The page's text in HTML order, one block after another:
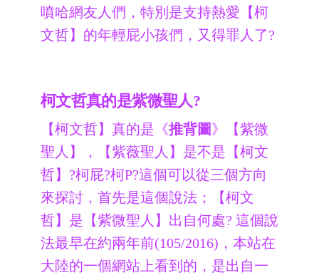
噴哈網友人們，特別是支持熱愛【柯
文哲】的年輕屁小孩們，又得罪人了?
柯文哲真的是紫微聖人?
【柯文哲】真的是《推背圖》【紫微
聖人】，【紫薇聖人】是不是【柯文
哲】?柯屁?柯P?這個可以從三個方向
來探討，首先是這個說法；【柯文
哲】是【紫微聖人】出自何處? 這個說
法最早在約兩年前(105/2016)，本站在
大陸的一個網站上看到的，是出自一